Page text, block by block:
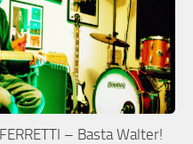
– Basta Walter!